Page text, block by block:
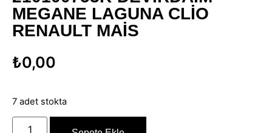
MEGANE LAGUNA CLİO
RENAULT MAİS
₺0,00
7 adet stokta